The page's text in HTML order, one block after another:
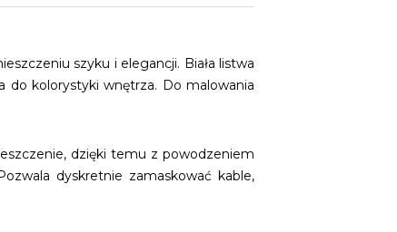
szyku i elegancji. Biała listwa
kolorystyki wnętrza. Do malowania
dzięki temu z powodzeniem
dyskretnie zamaskować kable,